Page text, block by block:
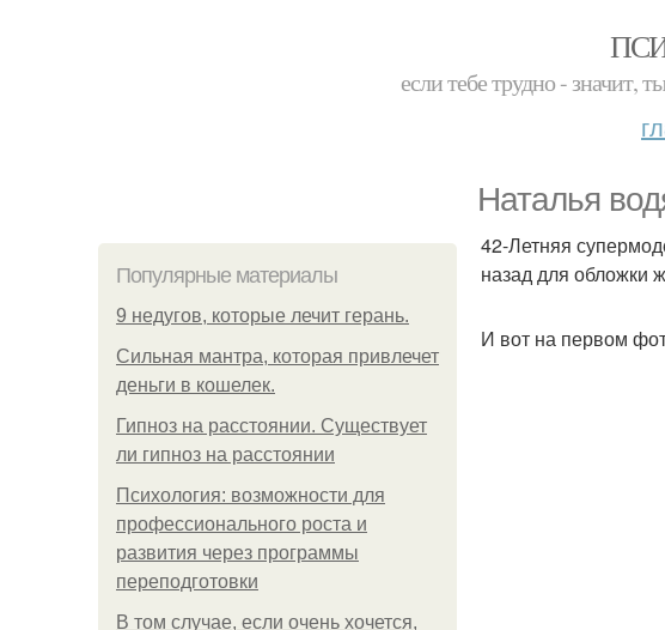
если тебе трудно - значит,
Наталья
Популярные материалы
9 недугов, которые лечит герань.
Сильная мантра, которая привлечет
деньги в кошелек.
Гипноз на расстоянии. Существует
ли гипноз на расстоянии
Психология: возможности для
профессионального роста и
развития через программы
переподготовки
В том случае, если очень хочется,
42-Летняя
назад для обложки
И вот на первом